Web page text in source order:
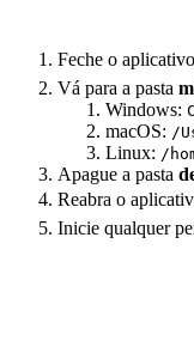
Feche o
Vá para a pasta
Windows:
macOS: /
Linux: /
Apague a pasta
Reabra o
Inicie qualquer